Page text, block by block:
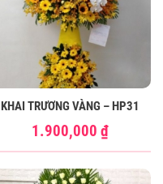
KHAI TRƯƠNG VÀNG – HP31
1.900,000 ₫